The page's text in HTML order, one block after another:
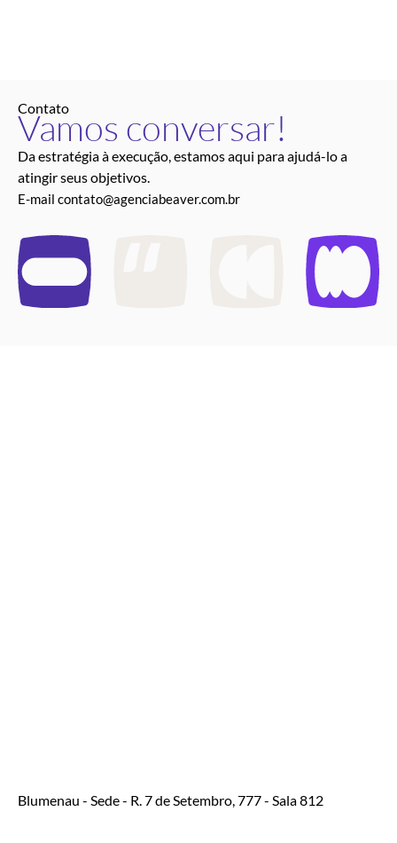
Contato
Vamos conversar!
Da estratégia à execução, estamos aqui para ajudá-lo a
atingir seus objetivos.
E-mail contato@agenciabeaver.com.br
Blumenau - Sede - R. 7 de Setembro, 777 - Sala 812